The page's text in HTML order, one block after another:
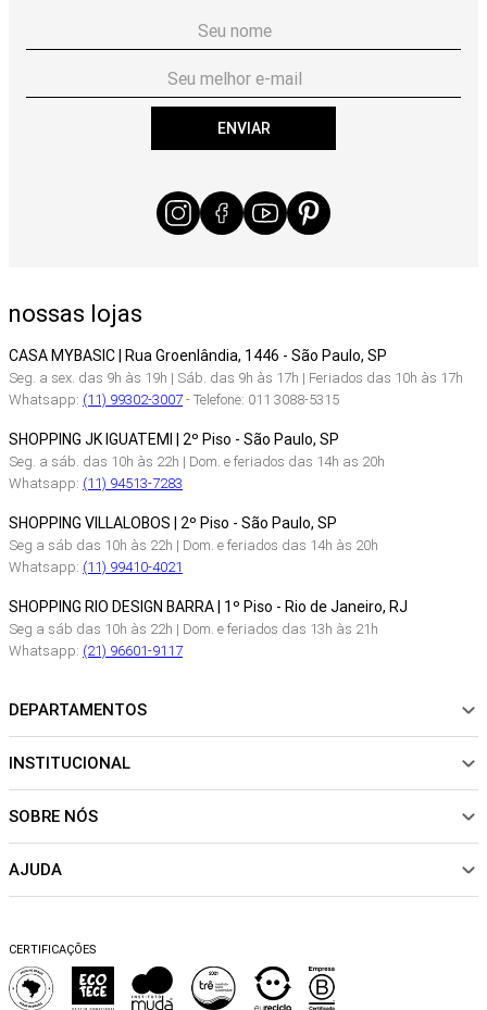
ENVIAR
nossas lojas
CASA MYBASIC | Rua Groenlândia, 1446 - São Paulo, SP
Seg. a sex. das 9h às 19h | Sáb. das 9h às 17h | Feriados das 10h às 17h
Whatsapp: (11) 99302-3007- Telefone: 011 3088-5315
SHOPPING JK IGUATEMI | 2º Piso - São Paulo, SP
Seg. a sáb. das 10h às 22h | Dom. e feriados das 14h as 20h
Whatsapp: (11) 94513-7283
SHOPPING VILLALOBOS | 2º Piso - São Paulo, SP
Seg a sáb das 10h às 22h | Dom. e feriados das 14h às 20h
Whatsapp: (11) 99410-4021
SHOPPING RIO DESIGN BARRA | 1º Piso - Rio de Janeiro, RJ
Seg a sáb das 10h às 22h | Dom. e feriados das 13h às 21h
Whatsapp: (21) 96601-9117
DEPARTAMENTOS
NOVIDADES
CALÇADOS
SALE
INSTITUCIONAL
Sobre Nós
Sustentabilidade
Trocas e Devoluções
Perguntas Frequentes
Blog
SOBRE NÓS
Política de pagamento
AJUDA
Dicas de cuidados
Falar no WhatsApp
CERTIFICAÇÕES